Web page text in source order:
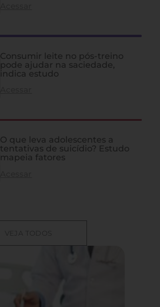
Consumir leite no pós-treino
pode ajudar na saciedade,
indica estudo
O que leva adolescentes a
tentativas de suicídio? Estudo
mapeia fatores
VEJA TODOS